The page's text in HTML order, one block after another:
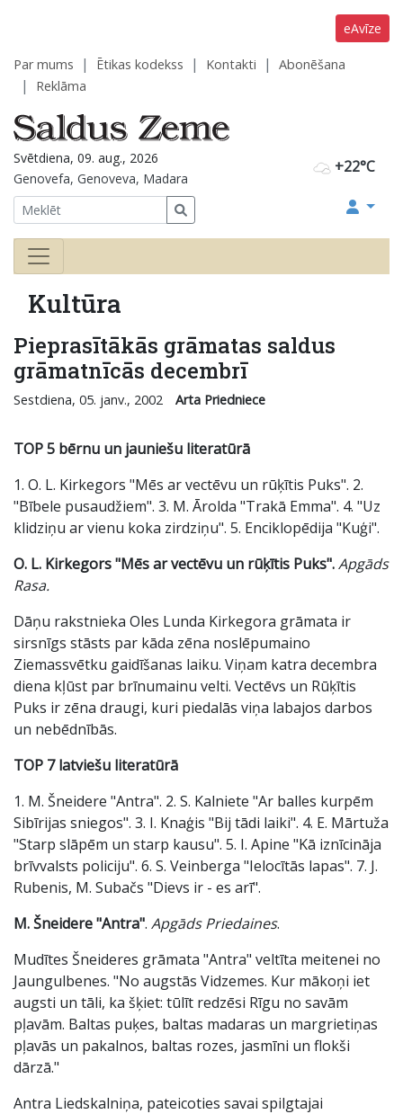
eAvīze
Par mums Ētikas kodekss Kontakti
Abonēšana
Reklāma
+22°C
Svētdiena, 09. aug., 2026
Genovefa, Genoveva, Madara
Kultūra
Pieprasītākās grāmatas saldus
grāmatnīcās decembrī
Sestdiena, 05. janv., 2002 Arta Priedniece
TOP 5 bērnu un jauniešu literatūrā
1. O. L. Kirkegors "Mēs ar vectēvu un rūķītis Puks". 2.
"Bībele pusaudžiem". 3. M. Ārolda "Trakā Emma". 4. "Uz
klidziņu ar vienu koka zirdziņu". 5. Enciklopēdija "Kuģi".
O. L. Kirkegors "Mēs ar vectēvu un rūķītis Puks".Apgāds
Rasa.
Dāņu rakstnieka Oles Lunda Kirkegora grāmata ir
sirsnīgs stāsts par kāda zēna noslēpumaino
Ziemassvētku gaidīšanas laiku. Viņam katra decembra
diena kļūst par brīnumainu velti. Vectēvs un Rūķītis
Puks ir zēna draugi, kuri piedalās viņa labajos darbos
un nebēdnībās.
TOP 7 latviešu literatūrā
1. M. Šneidere "Antra". 2. S. Kalniete "Ar balles kurpēm
Sibīrijas sniegos". 3. I. Knaģis "Bij tādi laiki". 4. E. Mārtuža
"Starp slāpēm un starp kausu". 5. I. Apine "Kā iznīcināja
brīvvalsts policiju". 6. S. Veinberga "Ielocītās lapas". 7. J.
Rubenis, M. Subačs "Dievs ir - es arī".
M. Šneidere "Antra". Apgāds Priedaines.
Mudītes Šneideres grāmata "Antra" veltīta meitenei no
Jaungulbenes. "No augstās Vidzemes. Kur mākoņi iet
augsti un tāli, ka šķiet: tūlīt redzēsi Rīgu no savām
pļavām. Baltas puķes, baltas madaras un margrietiņas
pļavās un pakalnos, baltas rozes, jasmīni un flokši
dārzā."
Antra Liedskalniņa, pateicoties savai spilgtajai